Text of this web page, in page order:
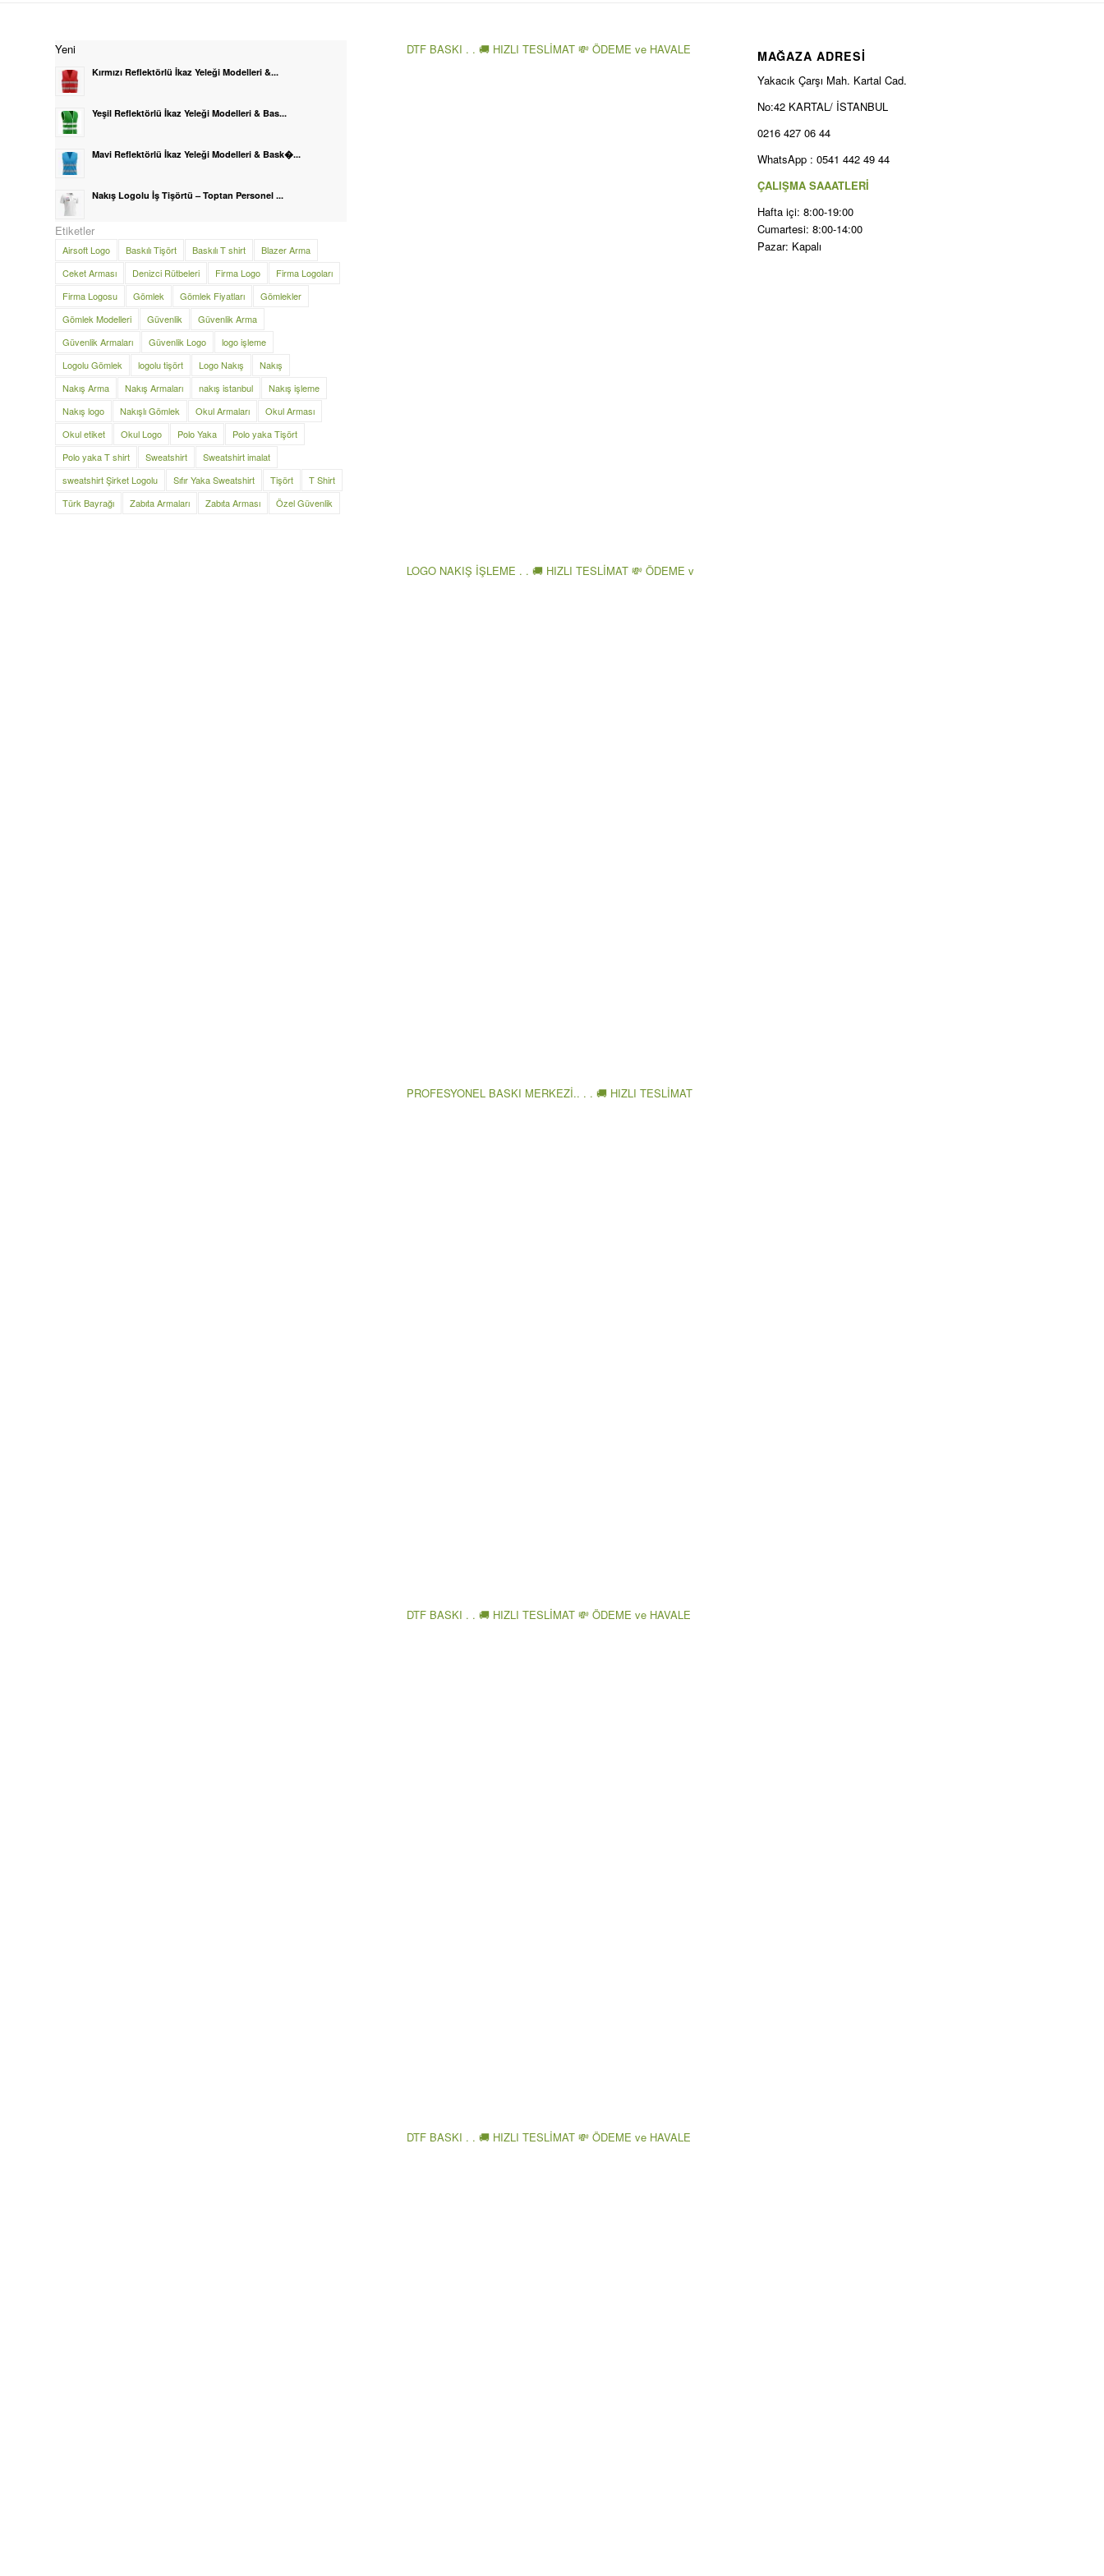
Yeni
Kırmızı Reflektörlü İkaz Yeleği Modelleri &...
Yeşil Reflektörlü İkaz Yeleği Modelleri & Bas...
Mavi Reflektörlü İkaz Yeleği Modelleri & Bask�...
Nakış Logolu İş Tişörtü – Toptan Personel ...
Etiketler
Airsoft Logo Baskılı Tişört Baskılı T shirt
Blazer Arma
Ceket Arması
Denizci Rütbeleri Firma Logo
Firma Logoları
Firma Logosu
Gömlek Gömlek Fiyatları
Gömlekler
Gömlek Modelleri
Güvenlik
Güvenlik Arma
Güvenlik Armaları
Güvenlik Logo
logo işleme
Logolu Gömlek
logolu tişört Logo Nakış
Nakış
Nakış Arma
Nakış Armaları nakış istanbul
Nakış işleme
Nakış logo
Nakışlı Gömlek Okul Armaları
Okul Arması
Okul etiket
Okul Logo Polo Yaka
Polo yaka Tişört
Polo yaka T shirt
Sweatshirt
Sweatshirt imalat
sweatshirt Şirket Logolu
Sıfır Yaka Sweatshirt Tişört
T Shirt
Türk Bayrağı
Zabıta Armaları Zabıta Arması Özel Güvenlik
DTF BASKI . . 🚚 HIZLI TESLİMAT 💸 ÖDEME ve HAVALE
LOGO NAKIŞ İŞLEME . . 🚚 HIZLI TESLİMAT 💸 ÖDEME v
PROFESYONEL BASKI MERKEZİ.. . . 🚚 HIZLI TESLİMAT
DTF BASKI . . 🚚 HIZLI TESLİMAT 💸 ÖDEME ve HAVALE
DTF BASKI . . 🚚 HIZLI TESLİMAT 💸 ÖDEME ve HAVALE
MAĞAZA ADRESİ
Yakacık Çarşı Mah. Kartal Cad.
No:42 KARTAL/ İSTANBUL
0216 427 06 44
WhatsApp : 0541 442 49 44
ÇALIŞMA SAAATLERİ
Hafta içi: 8:00-19:00
Cumartesi: 8:00-14:00
Pazar: Kapalı